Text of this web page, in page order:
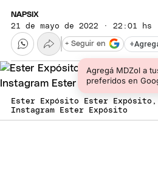
NAPSIX
21 de mayo de 2022 · 22:01 hs
+
Agregá MDZol a
preferidos en
+ Seguir en
Ester Expósito Ester
Instagram Ester Expósito